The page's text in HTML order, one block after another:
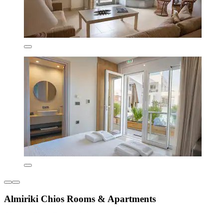
Almiriki Chios Rooms & Apartments